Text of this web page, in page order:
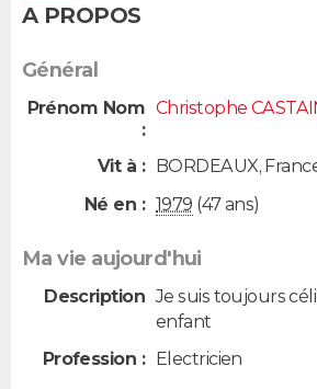
A PROPOS
Général
Prénom Nom
:
Christophe
Vit à : BORDEAUX,
Né en : 1979 (47 ans)
Ma vie aujourd'hui
Description Je suis toujours
enfant
Profession : Electricien